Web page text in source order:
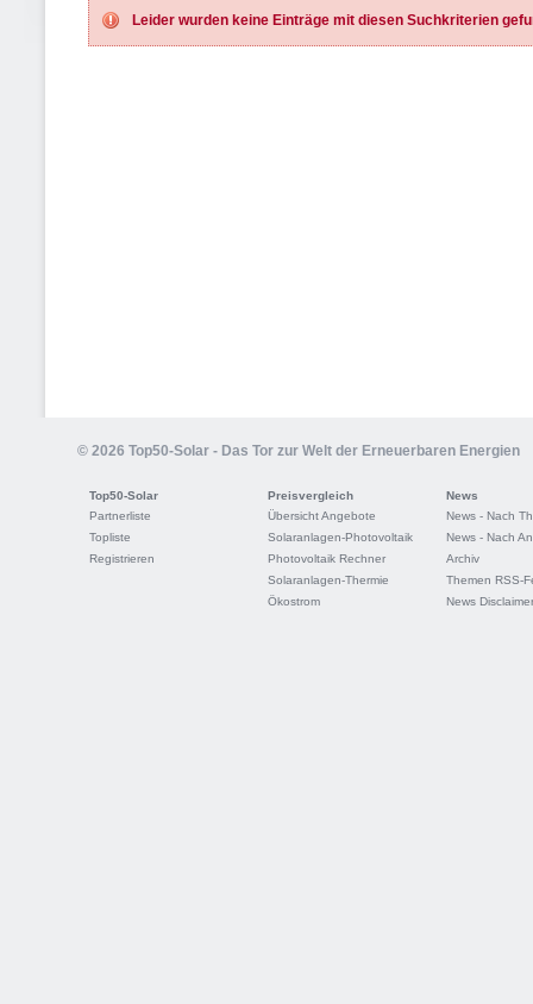
Leider wurden keine Einträge mit diesen Suchkriterien
© 2026 Top50-Solar - Das Tor zur Welt der Erneuerbaren Energien
Top50-Solar
Partnerliste
Topliste
Registrieren
Preisvergleich
Übersicht Angebote
Solaranlagen-Photovoltaik
Photovoltaik Rechner
Solaranlagen-Thermie
Ökostrom
News
News - Nach
News - Nach
Archiv
Themen RSS-
News Disclaimer